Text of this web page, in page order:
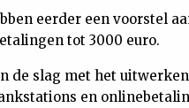
eerder een voorstel
tot 3000 euro.
de slag met het
en